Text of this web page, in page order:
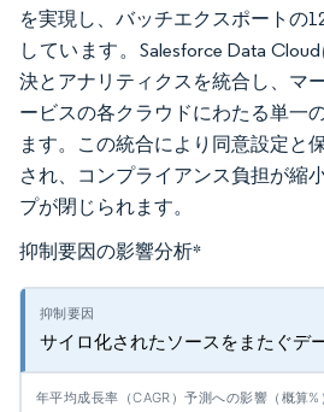
を実現し、バッチエクスポートの
しています。Salesforce Data
決とアナリティクスを統合し、マ
ービスの各クラウドにわたる単一
ます。この統合により同意設定と
され、コンプライアンス負担が縮
プが閉じられます。
抑制要因の影響分析*
サイロ化されたソースをまたぐデ